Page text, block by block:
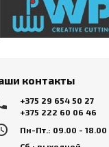
контакты
+375 29 654 50 27
+375 222 60 06 46
Пн-Пт.: 09.00 - 18.00